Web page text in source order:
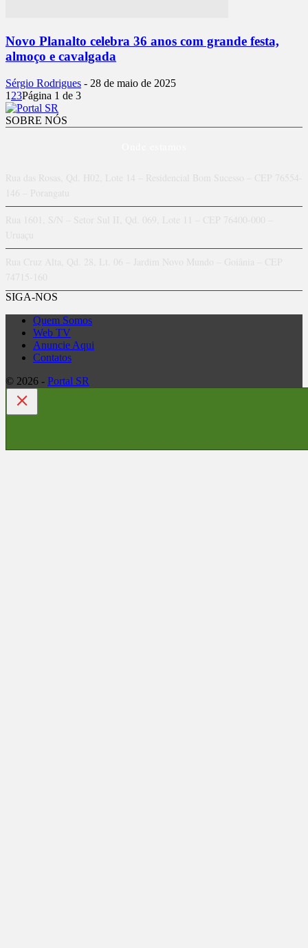
Novo Planalto celebra 36 anos com grande festa,
almoço e cavalgada
Sérgio Rodrigues - 28 de maio de 2025
1 23Página 1 de 3
SOBRE NÓS
SIGA-NOS
Quem Somos
Web TV
Anuncie Aqui
Contatos
© 2026 - Portal SR